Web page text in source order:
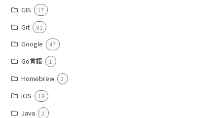
GIS 17
Git 81
Google 47
Go言語 1
Homebrew 2
iOS 18
Java 2